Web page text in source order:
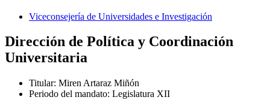
Viceconsejería de Universidades e Investigación
Dirección de Política y Coordinación
Universitaria
Titular: Miren Artaraz Miñón
Periodo del mandato: Legislatura XII